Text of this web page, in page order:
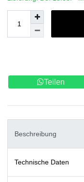
Teilen
Beschreibung
Technische Daten